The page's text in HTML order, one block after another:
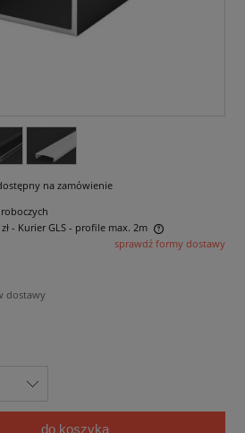
na zamówienie
- Kurier GLS - profile max. 2m
kosztów płatnościsprawdź formy dostawy
dostawy
do koszyka